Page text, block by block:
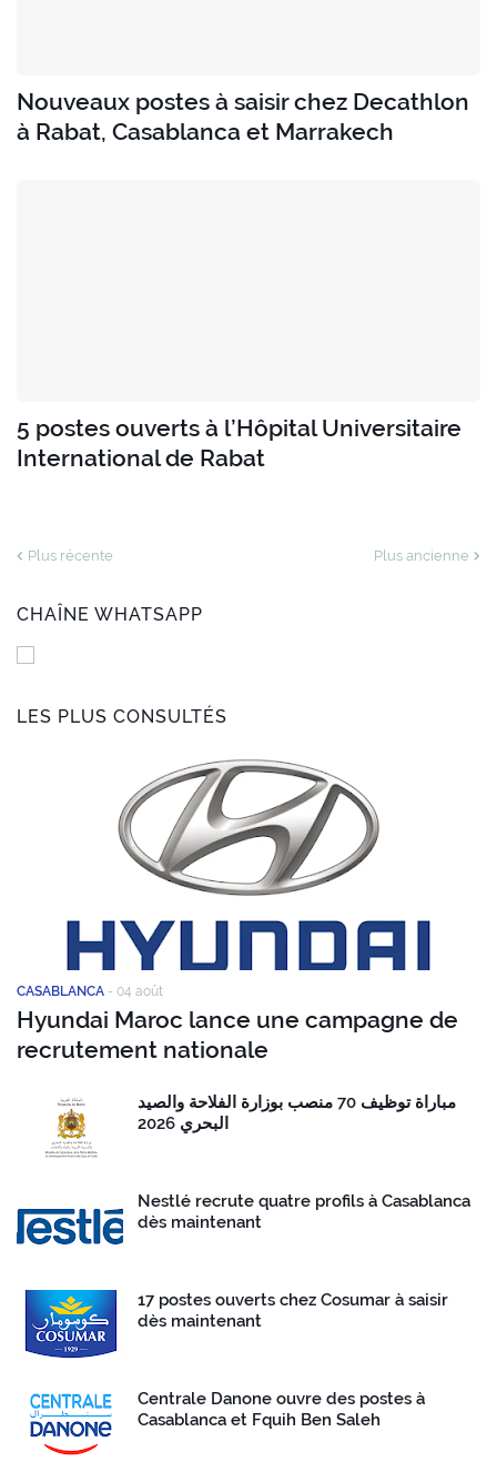
Nouveaux postes à saisir chez Decathlon
à Rabat, Casablanca et Marrakech
5 postes ouverts à l’Hôpital Universitaire
International de Rabat
Plus récente Plus ancienne
CHAÎNE WHATSAPP
LES PLUS CONSULTÉS
CASABLANCA - 04 août
Hyundai Maroc lance une campagne de
recrutement nationale
مباراة توظيف 70 منصب بوزارة الفلاحة والصيد
البحري 2026
Nestlé recrute quatre profils à Casablanca
dès maintenant
17 postes ouverts chez Cosumar à saisir
dès maintenant
Centrale Danone ouvre des postes à
Casablanca et Fquih Ben Saleh